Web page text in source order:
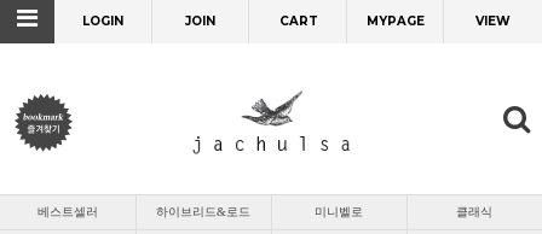
LOGIN JOIN CART MYPAGE VIEW
베스트셀러 하이브리드&로드 미니벨로 클래식